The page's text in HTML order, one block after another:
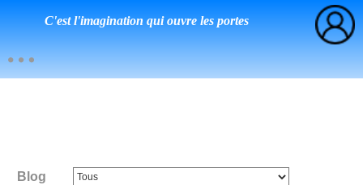
C'est l'imagination qui ouvre les portes
Blog